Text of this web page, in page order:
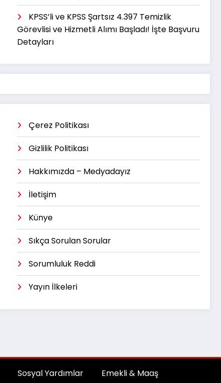
KPSS’li ve KPSS Şartsız 4.397 Temizlik
Görevlisi ve Hizmetli Alımı Başladı! İşte Başvuru
Detayları
Çerez Politikası
Gizlilik Politikası
Hakkımızda – Medyadayız
İletişim
Künye
Sıkça Sorulan Sorular
Sorumluluk Reddi
Yayın İlkeleri
Sosyal Yardımlar Emekli & Maaş